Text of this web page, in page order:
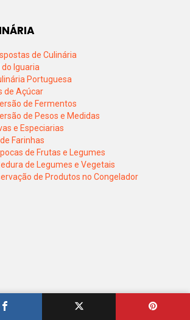
de Culinária
Iguaria
Portuguesa
de Açúcar
de Fermentos
de Pesos e Medidas
e Especiarias
Farinhas
de Frutas e Legumes
de Legumes e Vegetais
de Produtos no Congelador